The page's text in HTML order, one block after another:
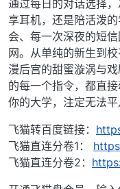
通过每日的对话选择
享耳机，还是陪活泼
会、每一次深夜的短
网。从单纯的新生到
漫后宫的甜蜜漩涡与
的每一个指令，都直
你的大学，注定无法平
飞猫转百度链接：
飞猫直连分卷1：
飞猫直连分卷2：